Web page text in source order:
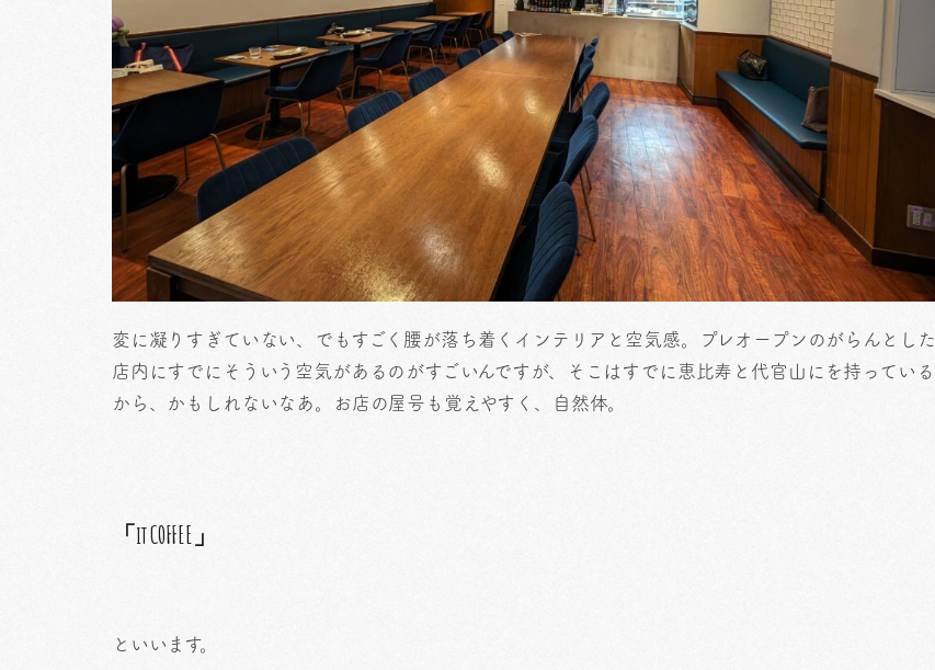
変に凝りすぎていない、でもすごく腰が落ち着くインテリアと空気感。プレオープンのがらんとした
店内にすでにそういう空気があるのがすごいんですが、そこはすでに恵比寿と代官山にを持っている
から、かもしれないなあ。お店の屋号も覚えやすく、自然体。
「it COFFEE」
といいます。